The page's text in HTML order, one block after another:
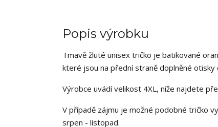
Popis výrobku
Tmavě žluté unisex tričko je batikované
které jsou na přední straně doplněné
Výrobce uvádí velikost 4XL, níže najdete
V případě zájmu je možné podobné tričko
srpen - listopad.